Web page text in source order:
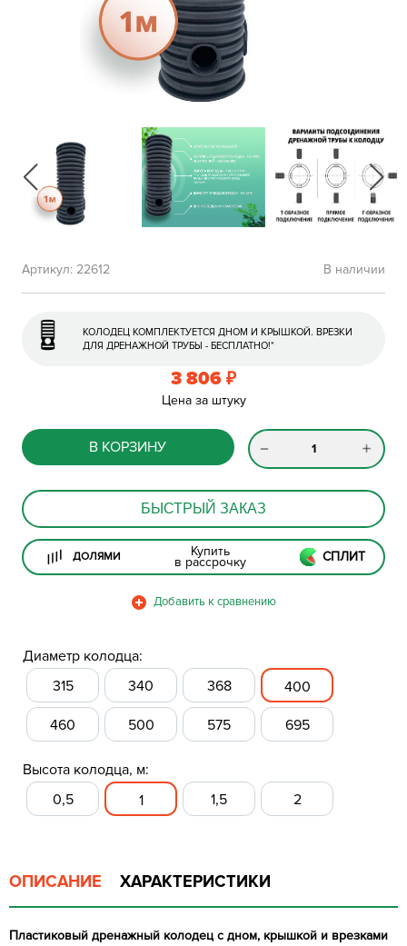
В наличии
Артикул: 22612
КОЛОДЕЦ КОМПЛЕКТУЕТСЯ ДНОМ И КРЫШКОЙ. ВРЕЗКИ
ДЛЯ ДРЕНАЖНОЙ ТРУБЫ - БЕСПЛАТНО!*
3 806 ₽
Цена за штуку
В КОРЗИНУ
БЫСТРЫЙ ЗАКАЗ
ДОЛЯМИ Купить
в рассрочку СПЛИТ
Диаметр колодца:
315
340 368 400
460 500 575 695
Высота колодца, м:
0,5
1 1,5 2
ОПИСАНИЕ ХАРАКТЕРИСТИКИ
Пластиковый дренажный колодец с дном, крышкой и врезками